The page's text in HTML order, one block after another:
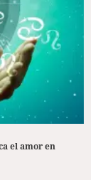
el amor en